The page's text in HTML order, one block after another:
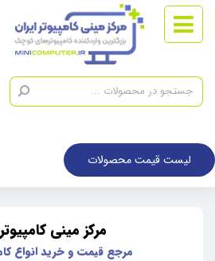
لیست قیمت محصولات
مرکز مینی
مرجع قیمت و خرید انواع